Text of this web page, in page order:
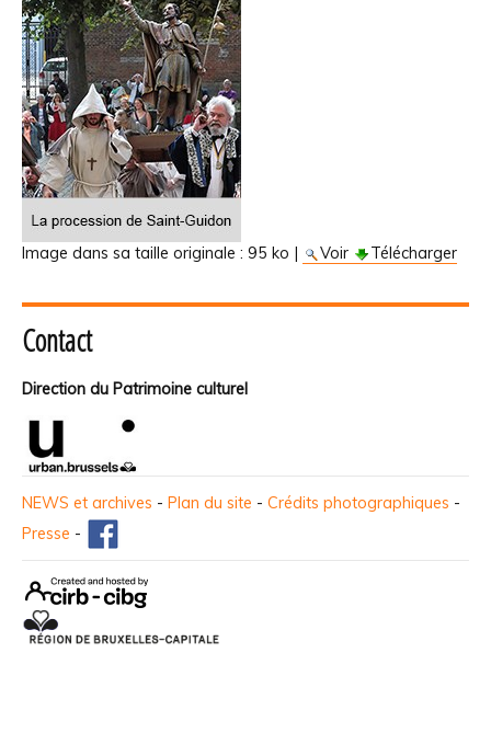
Image dans sa taille originale : 95 ko | Voir Télécharger
Contact
Direction du Patrimoine culturel
NEWS et archives - Plan du site - Crédits photographiques -
Presse -